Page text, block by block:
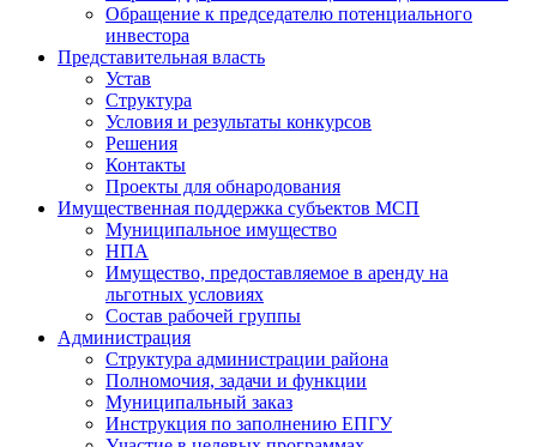
Обращение к председателю потенциального
инвестора
Представительная власть
Устав
Структура
Условия и результаты конкурсов
Решения
Контакты
Проекты для обнародования
Имущественная поддержка субъектов МСП
Муниципальное имущество
НПА
Имущество, предоставляемое в аренду на
льготных условиях
Состав рабочей группы
Администрация
Структура администрации района
Полномочия, задачи и функции
Муниципальный заказ
Инструкция по заполнению ЕПГУ